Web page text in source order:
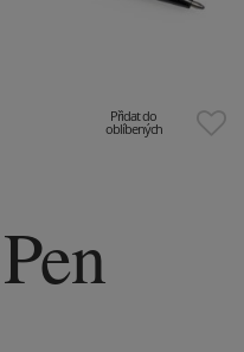
Přidat do
oblíbených